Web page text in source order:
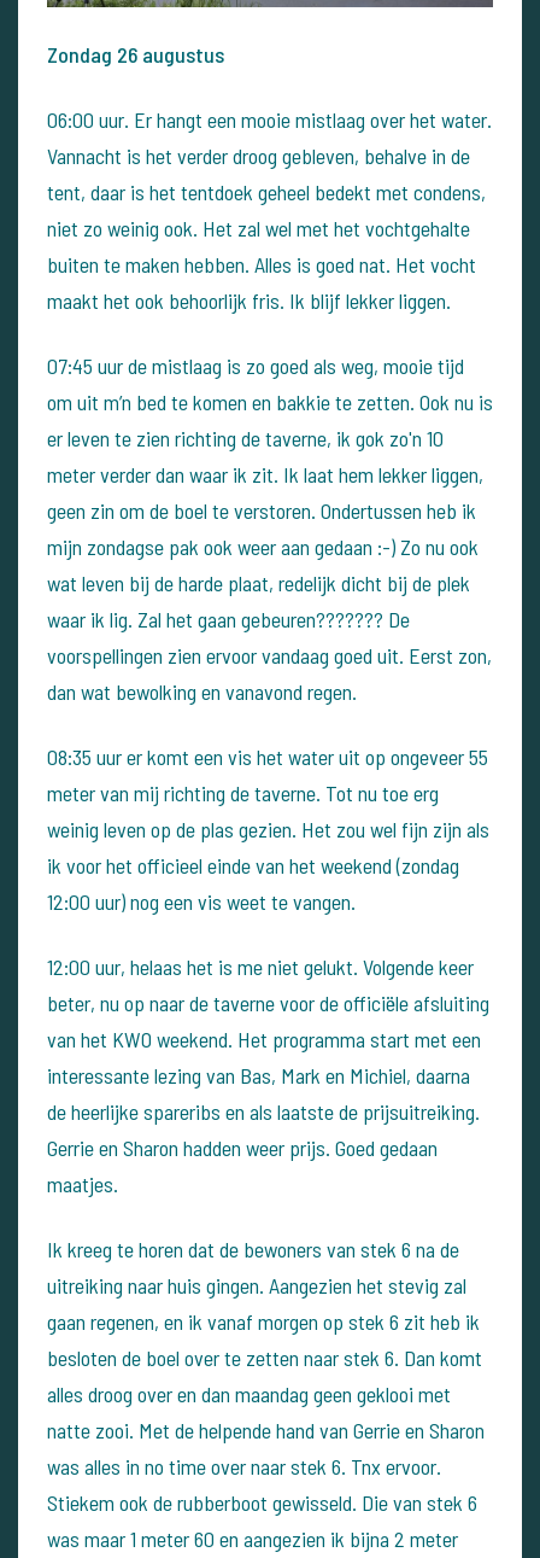
Zondag 26 augustus
06:00 uur. Er hangt een mooie mistlaag over het water.
Vannacht is het verder droog gebleven, behalve in de
tent, daar is het tentdoek geheel bedekt met condens,
niet zo weinig ook. Het zal wel met het vochtgehalte
buiten te maken hebben. Alles is goed nat. Het vocht
maakt het ook behoorlijk fris. Ik blijf lekker liggen.
07:45 uur de mistlaag is zo goed als weg, mooie tijd
om uit m’n bed te komen en bakkie te zetten. Ook nu is
er leven te zien richting de taverne, ik gok zo'n 10
meter verder dan waar ik zit. Ik laat hem lekker liggen,
geen zin om de boel te verstoren. Ondertussen heb ik
mijn zondagse pak ook weer aan gedaan :-) Zo nu ook
wat leven bij de harde plaat, redelijk dicht bij de plek
waar ik lig. Zal het gaan gebeuren??????? De
voorspellingen zien ervoor vandaag goed uit. Eerst zon,
dan wat bewolking en vanavond regen.
08:35 uur er komt een vis het water uit op ongeveer 55
meter van mij richting de taverne. Tot nu toe erg
weinig leven op de plas gezien. Het zou wel fijn zijn als
ik voor het officieel einde van het weekend (zondag
12:00 uur) nog een vis weet te vangen.
12:00 uur, helaas het is me niet gelukt. Volgende keer
beter, nu op naar de taverne voor de officiële afsluiting
van het KWO weekend. Het programma start met een
interessante lezing van Bas, Mark en Michiel, daarna
de heerlijke spareribs en als laatste de prijsuitreiking.
Gerrie en Sharon hadden weer prijs. Goed gedaan
maatjes.
Ik kreeg te horen dat de bewoners van stek 6 na de
uitreiking naar huis gingen. Aangezien het stevig zal
gaan regenen, en ik vanaf morgen op stek 6 zit heb ik
besloten de boel over te zetten naar stek 6. Dan komt
alles droog over en dan maandag geen geklooi met
natte zooi. Met de helpende hand van Gerrie en Sharon
was alles in no time over naar stek 6. Tnx ervoor.
Stiekem ook de rubberboot gewisseld. Die van stek 6
was maar 1 meter 60 en aangezien ik bijna 2 meter